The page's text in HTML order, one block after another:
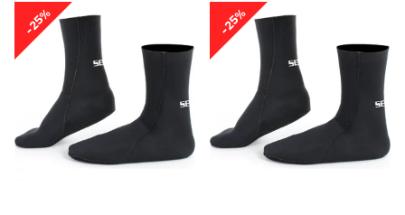
-25% -25%